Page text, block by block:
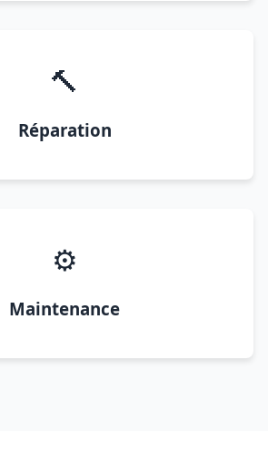
🔨
Réparation
⚙️
Maintenance